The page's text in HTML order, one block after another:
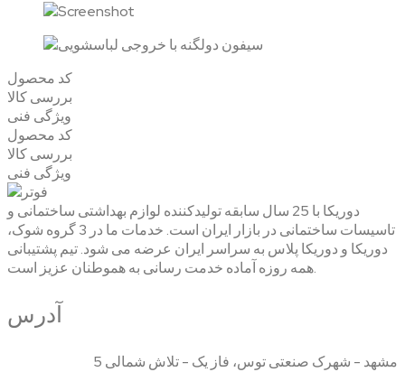
کد محصول
بررسی کالا
ویژگی فنی
کد محصول
بررسی کالا
ویژگی فنی
دوریکا با 25 سال سابقه تولیدکننده لوازم بهداشتی ساختمانی و
تاسیسات ساختمانی در بازار ایران است. خدمات ما در 3 گروه شوک،
دوریکا و دوریکا پلاس به سراسر ایران عرضه می شود. تیم پشتیبانی
همه روزه آماده خدمت رسانی به هموطنان عزیز است.
آدرس
مشهد - شهرک صنعتی توس، فاز یک - تلاش شمالی 5